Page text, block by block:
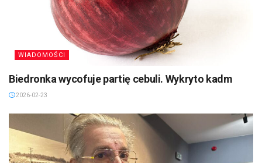
WIADOMOŚCI
Biedronka wycofuje partię cebuli. Wykryto kadm
2026-02-23